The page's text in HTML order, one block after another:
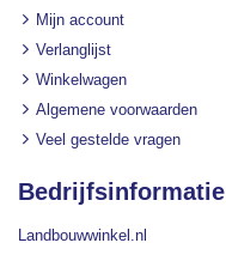
Mijn account
Verlanglijst
Winkelwagen
Algemene voorwaarden
Veel gestelde vragen
Bedrijfsinformatie
Landbouwwinkel.nl